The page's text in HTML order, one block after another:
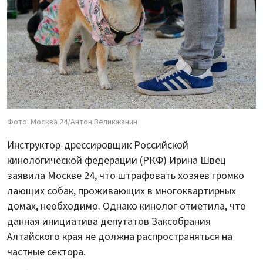
Фото: Москва 24/Антон Великжанин
Инструктор-дрессировщик Российской
кинологической федерации (РКФ) Ирина Швец
заявила Москве 24, что штрафовать хозяев громко
лающих собак, проживающих в многоквартирных
домах, необходимо. Однако кинолог отметила, что
данная инициатива депутатов Заксобрания
Алтайского края не должна распространяться на
частные сектора.